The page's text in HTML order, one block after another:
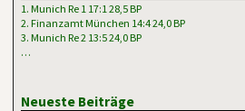
1. Munich Re 1 17:1 28,5 BP
2. Finanzamt München 14:4 24,0 BP
3. Munich Re 2 13:5 24,0 BP
…
Neueste Beiträge